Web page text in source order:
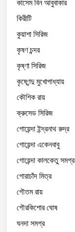
কাসেম বিন আবুবাকার
কিরীটি
কুয়াশা সিরিজ
কৃষণ চন্দর
কৃষ্ণা সিরিজ
কৃষ্ণেন্দু মুখোপাধ্যায়
কৌশিক রায়
ক্রুসেড সিরিজ
গোয়েন্দা ইন্দ্রনাথ রুদ্র
গোয়েন্দা একেনবাবু
গোয়েন্দা কালকেতু সমগ্র
গোরাচাঁদ মিত্র
গৌতম রায়
গৌরকিশোর ঘোষ
ঘনদা সমগ্র